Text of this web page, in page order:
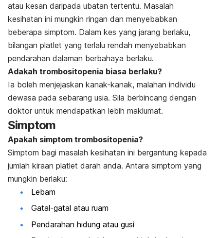
atau kesan daripada ubatan tertentu. Masalah
kesihatan ini mungkin ringan dan menyebabkan
beberapa simptom. Dalam kes yang jarang berlaku,
bilangan platlet yang terlalu rendah menyebabkan
pendarahan dalaman berbahaya berlaku.
Adakah trombositopenia biasa berlaku?
Ia boleh menjejaskan kanak-kanak, malahan individu
dewasa pada sebarang usia. Sila berbincang dengan
doktor untuk mendapatkan lebih maklumat.
Simptom
Apakah simptom trombositopenia?
Simptom bagi masalah kesihatan ini bergantung kepada
jumlah kiraan platlet darah anda. Antara simptom yang
mungkin berlaku:
Lebam
Gatal-gatal atau ruam
Pendarahan hidung atau gusi